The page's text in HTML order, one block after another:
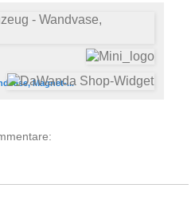
Magnet-...